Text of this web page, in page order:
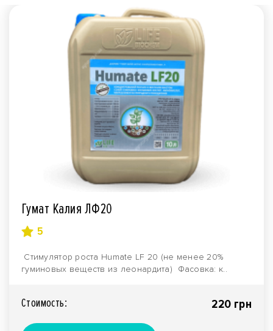
Гумат Калия ЛФ20
5
Стимулятор роста Нumate LF 20 (не менее 20%
гуминовых веществ из леонардита) Фасовка: к..
Стоимость: 220 грн